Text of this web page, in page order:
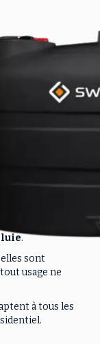
Line
.
sont
usage ne
à tous les